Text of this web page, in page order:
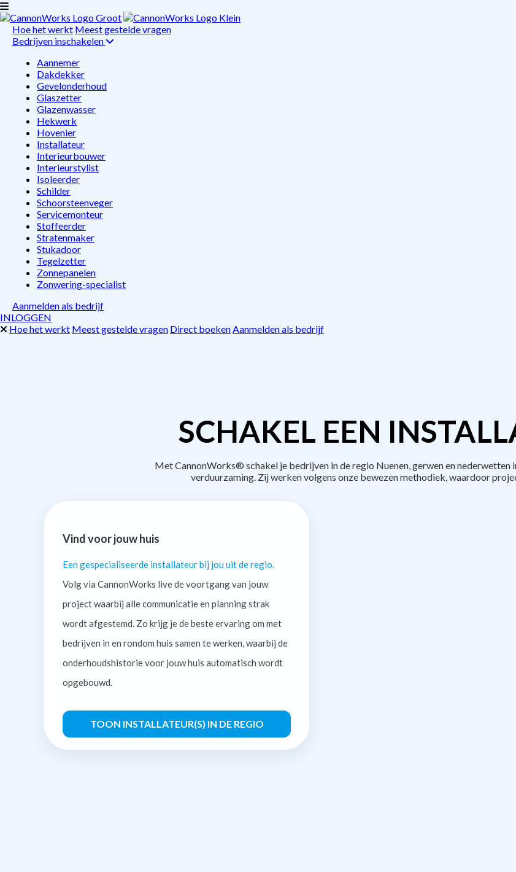
Hoe het werkt Meest gestelde vragen
Bedrijven inschakelen
Aannemer
Dakdekker
Gevelonderhoud
Glaszetter
Glazenwasser
Hekwerk
Hovenier
Installateur
Interieurbouwer
Interieurstylist
Isoleerder
Schilder
Schoorsteenveger
Servicemonteur
Stoffeerder
Stratenmaker
Stukadoor
Tegelzetter
Zonnepanelen
Zonwering-specialist
Aanmelden als bedrijf
INLOGGEN
Hoe het werkt Meest gestelde vragen Direct boekenAanmelden als bedrijf
SCHAKEL EEN
Met CannonWorks® schakel je bedrijven in de regio Nuenen, gerwen en nederwetten
verduurzaming. Zij werken volgens onze bewezen methodiek, waardoor
Vind voor jouw huis
Een gespecialiseerde installateur bij jou uit de regio.
Volg via CannonWorks live de voortgang van jouw
project waarbij alle communicatie en planning strak
wordt afgestemd. Zo krijg je de beste ervaring om met
bedrijven in en rondom huis samen te werken, waarbij de
onderhoudshistorie voor jouw huis automatisch wordt
opgebouwd.
TOON INSTALLATEUR(S) IN DE REGIO